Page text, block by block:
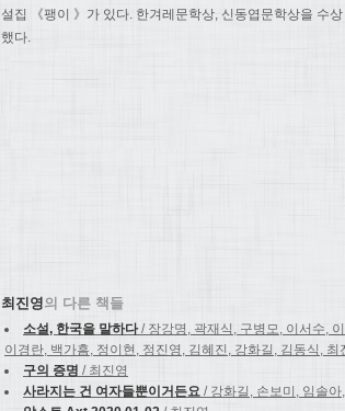
설집 《팽이 》가 있다. 한겨레문학상, 신동엽문학상을 수상
했다.
최진영의 다른 책들
소설, 한국을 말하다/ 장강명, 곽재식, 구병모, 이서수,
이경란, 백가흠, 정이현, 정진영, 김혜진, 강화길, 김동식, 최
구의 증명 / 최진영
사라지는 건 여자들뿐이거든요 / 강화길, 손보미, 임솔